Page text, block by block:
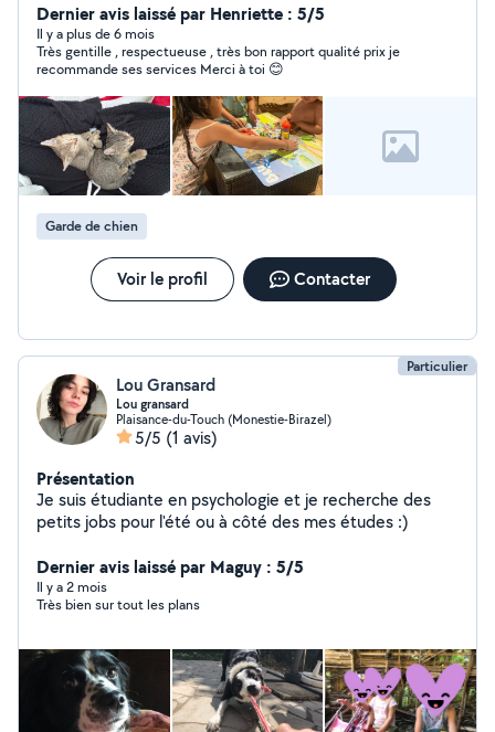
domaines. Je fais un Bac Pro commerce donc j'ai de
l'expérience grâce à mes stages. J'ai de la expérience
en crèche, restauration, accueil, vendeuse mais aussi je
peux aider avec des travaux plus physiques comme les
déménagements. Je suis très passionné par les
animaux, ils sont très important pour moi. Moi de même
j'ai deux animaux de compagnie et ils signifient tout pour
moi
Dernier avis laissé par Henriette : 5/5
Il y a plus de 6 mois
Très gentille , respectueuse , très bon rapport qualité prix je
recommande ses services Merci à toi 😊
Garde de chien
Voir le profil Contacter
Particulier
Lou Gransard
Lou gransard
Plaisance-du-Touch (Monestie-Birazel)
5/5 (1 avis)
Présentation
Je suis étudiante en psychologie et je recherche des
petits jobs pour l'été ou à côté des mes études :)
Dernier avis laissé par Maguy : 5/5
Il y a 2 mois
Très bien sur tout les plans